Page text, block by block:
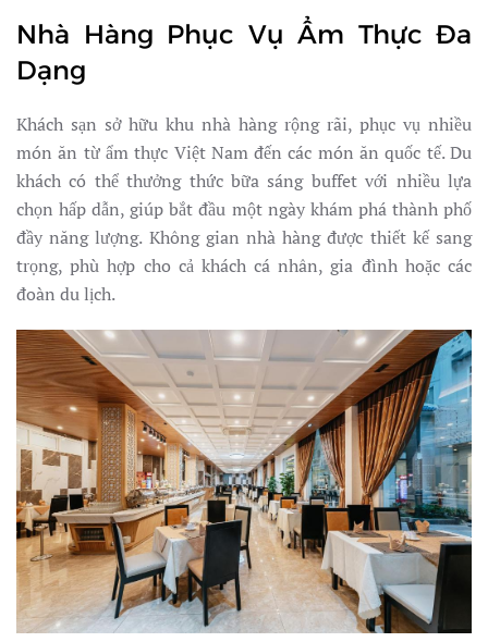
Nhà Hàng Phục Vụ Ẩm Thực Đa
Dạng
Khách sạn sở hữu khu nhà hàng rộng rãi, phục vụ nhiều
món ăn từ ẩm thực Việt Nam đến các món ăn quốc tế. Du
khách có thể thưởng thức bữa sáng buffet với nhiều lựa
chọn hấp dẫn, giúp bắt đầu một ngày khám phá thành phố
đầy năng lượng. Không gian nhà hàng được thiết kế sang
trọng, phù hợp cho cả khách cá nhân, gia đình hoặc các
đoàn du lịch.